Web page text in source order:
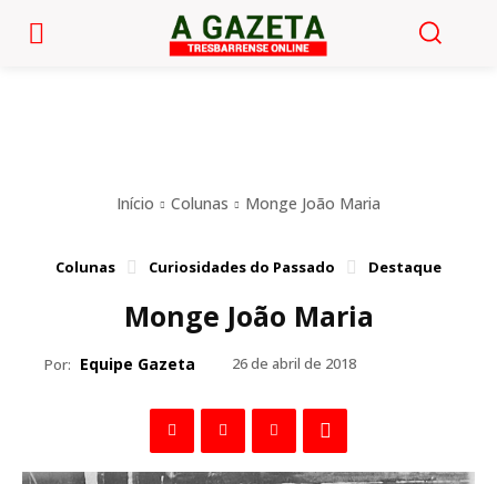
Início Colunas Monge João Maria
Colunas Curiosidades do Passado Destaque
Monge João Maria
Por: Equipe Gazeta 26 de abril de 2018